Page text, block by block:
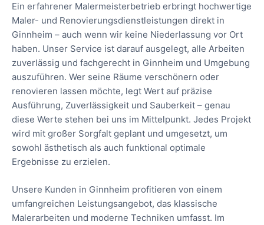
Ein erfahrener Malermeisterbetrieb erbringt hochwertige
Maler- und Renovierungsdienstleistungen direkt in
Ginnheim – auch wenn wir keine Niederlassung vor Ort
haben. Unser Service ist darauf ausgelegt, alle Arbeiten
zuverlässig und fachgerecht in Ginnheim und Umgebung
auszuführen. Wer seine Räume verschönern oder
renovieren lassen möchte, legt Wert auf präzise
Ausführung, Zuverlässigkeit und Sauberkeit – genau
diese Werte stehen bei uns im Mittelpunkt. Jedes Projekt
wird mit großer Sorgfalt geplant und umgesetzt, um
sowohl ästhetisch als auch funktional optimale
Ergebnisse zu erzielen.
Unsere Kunden in Ginnheim profitieren von einem
umfangreichen Leistungsangebot, das klassische
Malerarbeiten und moderne Techniken umfasst. Im